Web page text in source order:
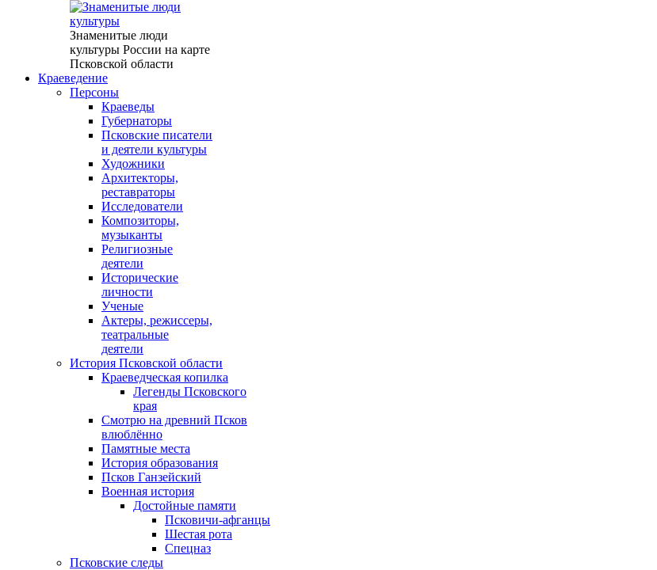
Знаменитые люди
культуры России на карте
Псковской области
Краеведение
Персоны
Краеведы
Губернаторы
Псковские писатели
и деятели культуры
Художники
Архитекторы,
реставраторы
Исследователи
Композиторы,
музыканты
Религиозные
деятели
Исторические
личности
Ученые
Актеры, режиссеры,
театральные
деятели
История Псковской области
Краеведческая копилка
Легенды Псковского
края
Смотрю на древний Псков
влюблённо
Памятные места
История образования
Псков Ганзейский
Военная история
Достойные памяти
Псковичи-афганцы
Шестая рота
Спецназ
Псковские следы